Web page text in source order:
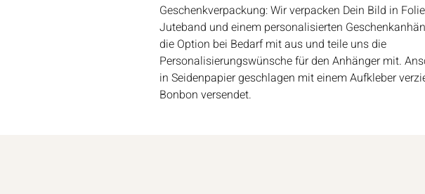
Geschenkverpackung: Wir verpacken Dein Bild in
Juteband und einem personalisierten
die Option bei Bedarf mit aus und teile uns die
Personalisierungswünsche für den Anhänger mit.
in Seidenpapier geschlagen mit einem Aufkleber
Bonbon versendet.